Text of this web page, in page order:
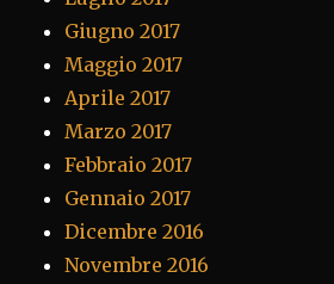
Giugno 2017
Maggio 2017
Aprile 2017
Marzo 2017
Febbraio 2017
Gennaio 2017
Dicembre 2016
Novembre 2016